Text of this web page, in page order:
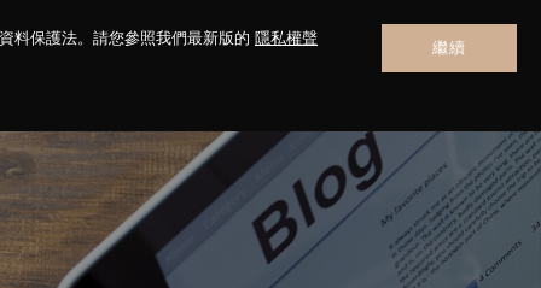
料保護法。請您參照我們最新版的 隱私權聲
繼續
聯絡我們